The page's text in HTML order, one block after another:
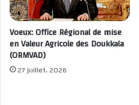
Voeux: Office Régional de mise
en Valeur Agricole des Doukkala
(ORMVAD)
27 juillet، 2026